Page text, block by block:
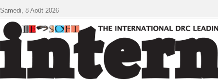
Samedi, 8 Août 2026